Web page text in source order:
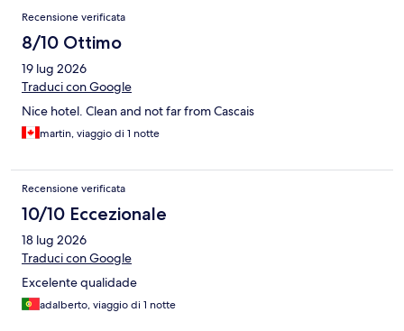
Recensione verificata
8/10 Ottimo
19 lug 2026
Traduci con Google
Nice hotel. Clean and not far from Cascais
martin, viaggio di 1 notte
Recensione verificata
10/10 Eccezionale
18 lug 2026
Traduci con Google
Excelente qualidade
adalberto, viaggio di 1 notte